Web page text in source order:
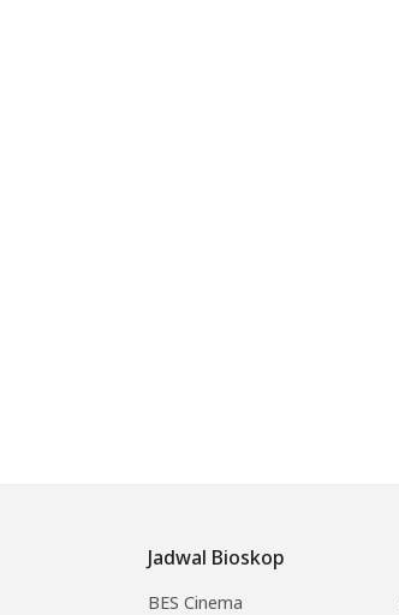
Jadwal Bioskop
BES Cinema